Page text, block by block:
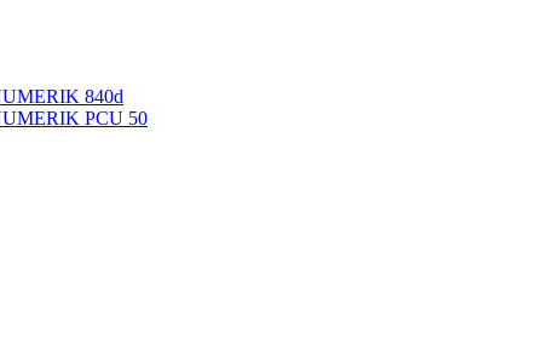
840d
PCU 50